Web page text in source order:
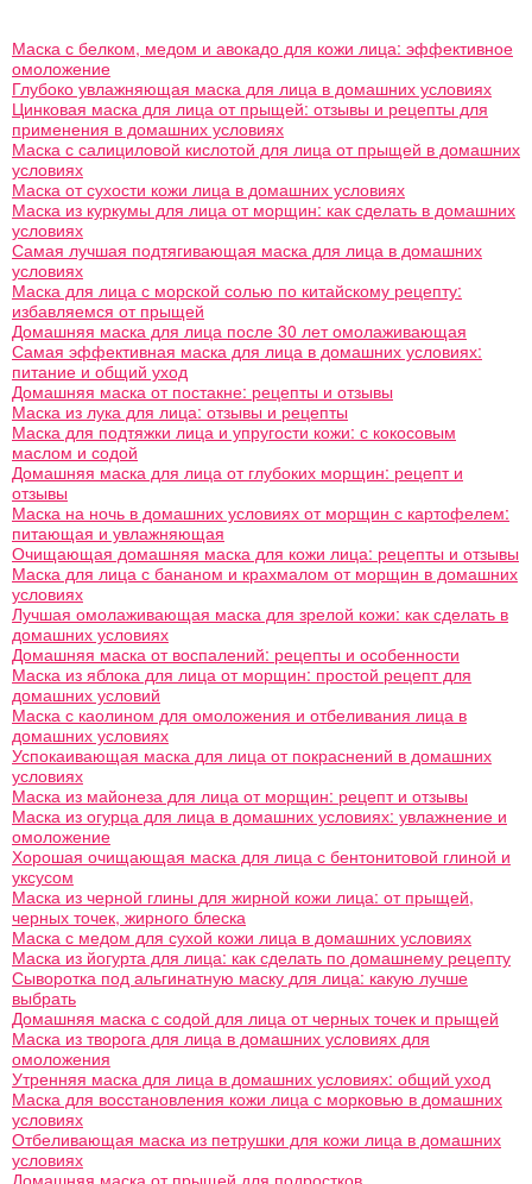
Маска с белком, медом и авокадо для кожи лица: эффективное
омоложение
Глубоко увлажняющая маска для лица в домашних условиях
Цинковая маска для лица от прыщей: отзывы и рецепты для
применения в домашних условиях
Маска с салициловой кислотой для лица от прыщей в домашних
условиях
Маска от сухости кожи лица в домашних условиях
Маска из куркумы для лица от морщин: как сделать в домашних
условиях
Самая лучшая подтягивающая маска для лица в домашних
условиях
Маска для лица с морской солью по китайскому рецепту:
избавляемся от прыщей
Домашняя маска для лица после 30 лет омолаживающая
Самая эффективная маска для лица в домашних условиях:
питание и общий уход
Домашняя маска от постакне: рецепты и отзывы
Маска из лука для лица: отзывы и рецепты
Маска для подтяжки лица и упругости кожи: с кокосовым
маслом и содой
Домашняя маска для лица от глубоких морщин: рецепт и
отзывы
Маска на ночь в домашних условиях от морщин с картофелем:
питающая и увлажняющая
Очищающая домашняя маска для кожи лица: рецепты и отзывы
Маска для лица с бананом и крахмалом от морщин в домашних
условиях
Лучшая омолаживающая маска для зрелой кожи: как сделать в
домашних условиях
Домашняя маска от воспалений: рецепты и особенности
Маска из яблока для лица от морщин: простой рецепт для
домашних условий
Маска с каолином для омоложения и отбеливания лица в
домашних условиях
Успокаивающая маска для лица от покраснений в домашних
условиях
Маска из майонеза для лица от морщин: рецепт и отзывы
Маска из огурца для лица в домашних условиях: увлажнение и
омоложение
Хорошая очищающая маска для лица с бентонитовой глиной и
уксусом
Маска из черной глины для жирной кожи лица: от прыщей,
черных точек, жирного блеска
Маска с медом для сухой кожи лица в домашних условиях
Маска из йогурта для лица: как сделать по домашнему рецепту
Сыворотка под альгинатную маску для лица: какую лучше
выбрать
Домашняя маска с содой для лица от черных точек и прыщей
Маска из творога для лица в домашних условиях для
омоложения
Утренняя маска для лица в домашних условиях: общий уход
Маска для восстановления кожи лица с морковью в домашних
условиях
Отбеливающая маска из петрушки для кожи лица в домашних
условиях
Домашняя маска от прыщей для подростков